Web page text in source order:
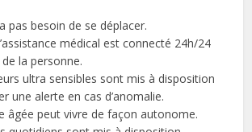
pas besoin de se déplacer.
médical est connecté 24h/24
la personne.
ultra sensibles sont mis à disposition
une alerte en cas d’anomalie.
âgée peut vivre de façon autonome.